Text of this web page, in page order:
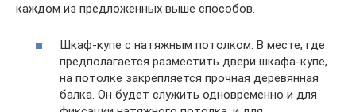
каждом из предложенных выше способов.
Шкаф-купе с натяжным потолком. В месте, где
предполагается разместить двери шкафа-купе,
на потолке закрепляется прочная деревянная
балка. Он будет служить одновременно и для